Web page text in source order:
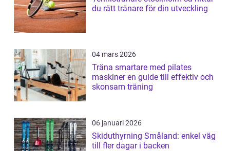
du rätt tränare för din utveckling
04 mars 2026
Träna smartare med pilates
maskiner en guide till effektiv och
skonsam träning
06 januari 2026
Skiduthyrning Småland: enkel väg
till fler dagar i backen